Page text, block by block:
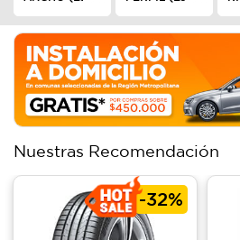
Nuestras Recomendación
-32%